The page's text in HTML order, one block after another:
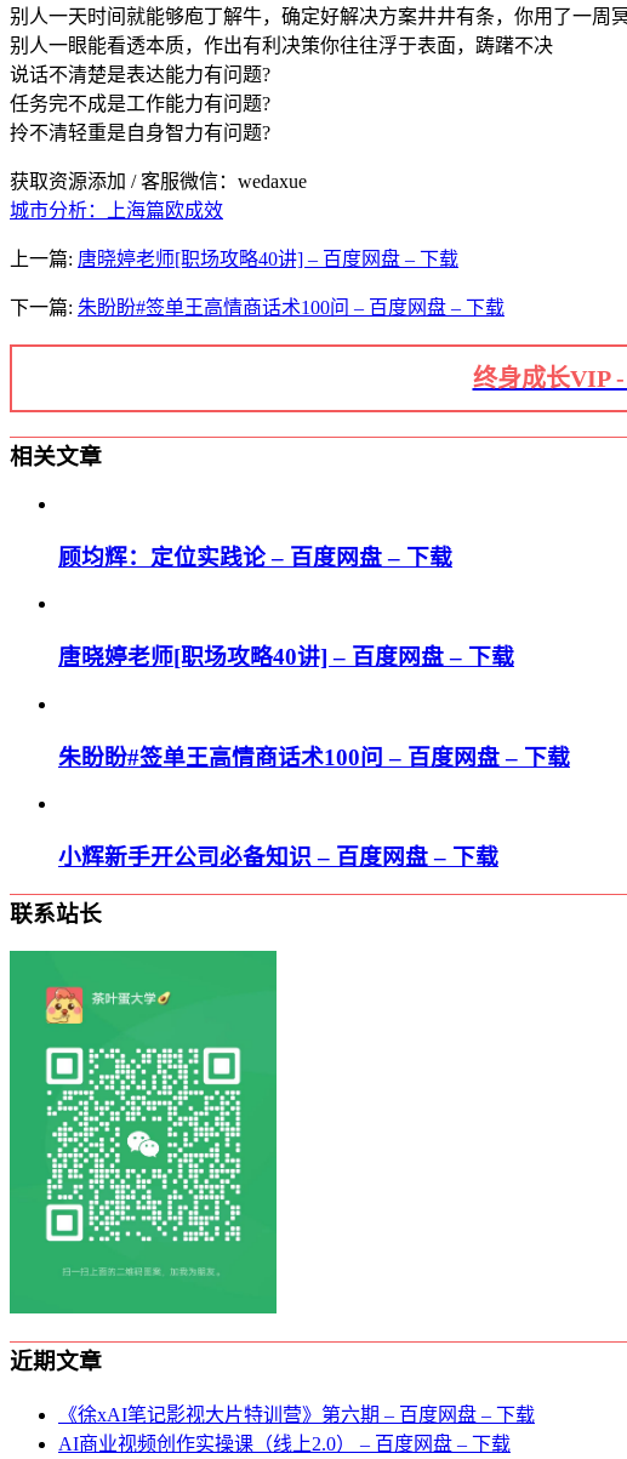
别人一天时间就能够庖丁解牛，确定好解决方案井井有条，你用了一周
别人一眼能看透本质，作出有利决策你往往浮于表面，踌躇不决
说话不清楚是表达能力有问题?
任务完不成是工作能力有问题?
拎不清轻重是自身智力有问题?
获取资源添加 / 客服微信：wedaxue
城市分析：上海篇欧成效
上一篇: 唐晓婷老师[职场攻略40讲] – 百度网盘 – 下载
下一篇: 朱盼盼#签单王高情商话术100问 – 百度网盘 – 下载
终身成长VIP
相关文章
顾均辉：定位实践论 – 百度网盘 – 下载
唐晓婷老师[职场攻略40讲] – 百度网盘 – 下载
朱盼盼#签单王高情商话术100问 – 百度网盘 – 下载
小辉新手开公司必备知识 – 百度网盘 – 下载
联系站长
近期文章
《徐xAI笔记影视大片特训营》第六期 – 百度网盘 – 下载
AI商业视频创作实操课（线上2.0） – 百度网盘 – 下载